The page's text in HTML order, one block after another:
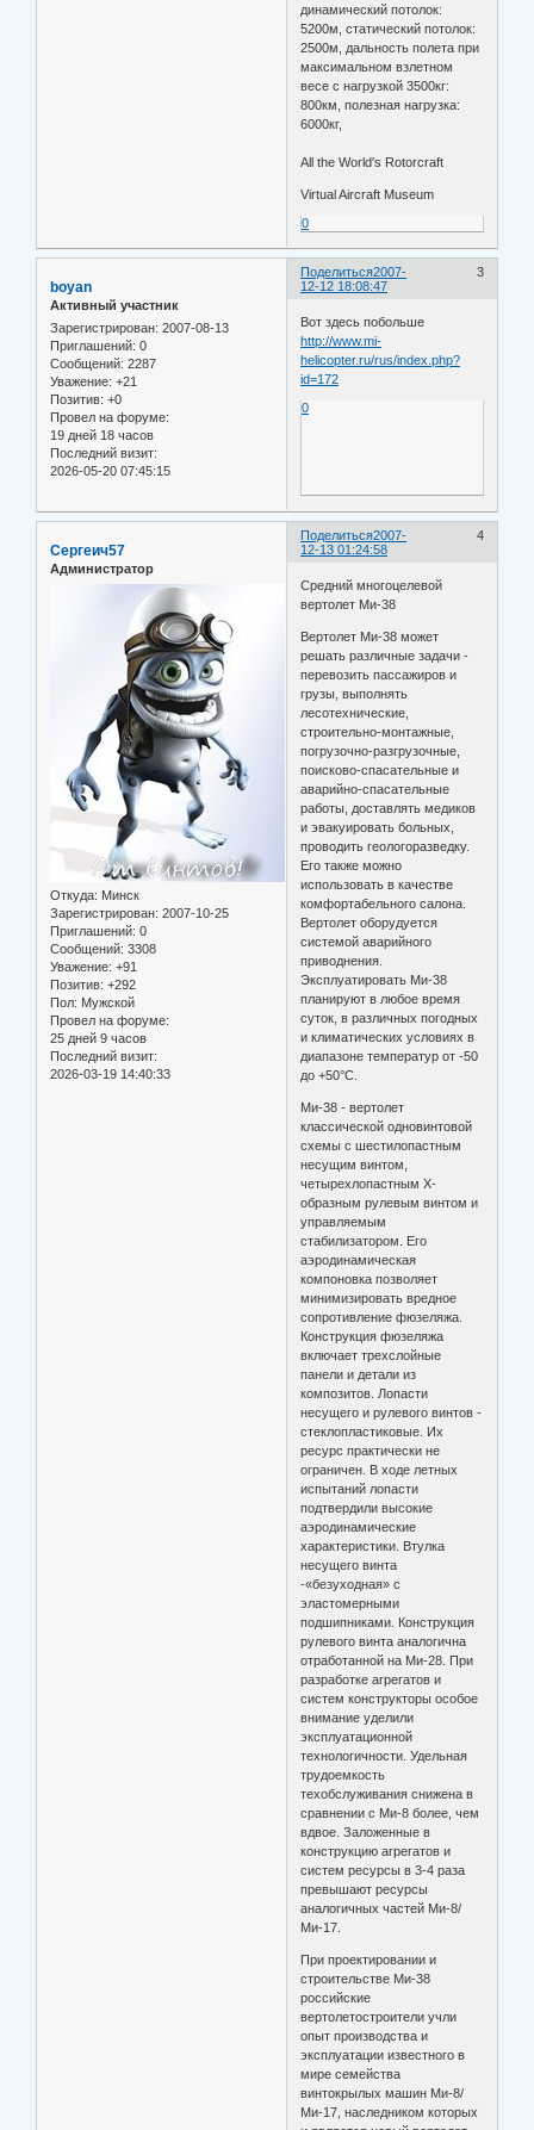
динамический потолок:
5200м, статический потолок:
2500м, дальность полета при
максимальном взлетном
весе с нагрузкой 3500кг:
800км, полезная нагрузка:
6000кг,
All the World's Rotorcraft
Virtual Aircraft Museum
0
Поделиться 3
2007-
12-12 18:08:47
boyan
Активный участник
Зарегистрирован: 2007-08-13
Приглашений: 0
Сообщений: 2287
Уважение: +21
Позитив: +0
Провел на форуме:
19 дней 18 часов
Последний визит:
2026-05-20 07:45:15
Вот здесь побольше
http://www.mi-
helicopter.ru/rus/index.php?
id=172
0
Поделиться 4
2007-
12-13 01:24:58
Сергеич57
Администратор
Откуда: Минск
Зарегистрирован: 2007-10-25
Приглашений: 0
Сообщений: 3308
Уважение: +91
Позитив: +292
Пол: Мужской
Провел на форуме:
25 дней 9 часов
Последний визит:
2026-03-19 14:40:33
Средний многоцелевой
вертолет Ми-38
Вертолет Ми-38 может
решать различные задачи -
перевозить пассажиров и
грузы, выполнять
лесотехнические,
строительно-монтажные,
погрузочно-разгрузочные,
поисково-спасательные и
аварийно-спасательные
работы, доставлять медиков
и эвакуировать больных,
проводить геологоразведку.
Его также можно
использовать в качестве
комфортабельного салона.
Вертолет оборудуется
системой аварийного
приводнения.
Эксплуатировать Ми-38
планируют в любое время
суток, в различных погодных
и климатических условиях в
диапазоне температур от -50
до +50°С.
Ми-38 - вертолет
классической одновинтовой
схемы с шестилопастным
несущим винтом,
четырехлопастным Х-
образным рулевым винтом и
управляемым
стабилизатором. Его
аэродинамическая
компоновка позволяет
минимизировать вредное
сопротивление фюзеляжа.
Конструкция фюзеляжа
включает трехслойные
панели и детали из
композитов. Лопасти
несущего и рулевого винтов -
стеклопластиковые. Их
ресурс практически не
ограничен. В ходе летных
испытаний лопасти
подтвердили высокие
аэродинамические
характеристики. Втулка
несущего винта
-«безуходная» с
эластомерными
подшипниками. Конструкция
рулевого винта аналогична
отработанной на Ми-28. При
разработке агрегатов и
систем конструкторы особое
внимание уделили
эксплуатационной
технологичности. Удельная
трудоемкость
техобслуживания снижена в
сравнении с Ми-8 более, чем
вдвое. Заложенные в
конструкцию агрегатов и
систем ресурсы в 3-4 раза
превышают ресурсы
аналогичных частей Ми-8/
Ми-17.
При проектировании и
строительстве Ми-38
российские
вертолетостроители учли
опыт производства и
эксплуатации известного в
мире семейства
винтокрылых машин Ми-8/
Ми-17, наследником которых